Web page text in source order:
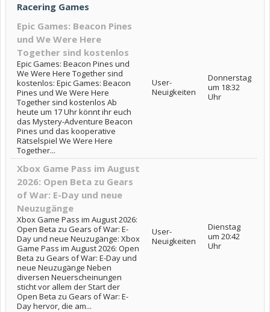
Racering Games
Epic Games: Beacon Pines
und We Were Here
Together sind kostenlos
Epic Games: Beacon Pines und
We Were Here Together sind
kostenlos: Epic Games: Beacon
Pines und We Were Here
Together sind kostenlos Ab
heute um 17 Uhr könnt ihr euch
das Mystery-Adventure Beacon
Pines und das kooperative
Rätselspiel We Were Here
Together...
User-
Neuigkeiten
Donnerstag
um 18:32
Uhr
Xbox Game Pass im August
2026: Open Beta zu Gears
of War: E-Day und neue
Neuzugänge
Xbox Game Pass im August 2026:
Open Beta zu Gears of War: E-
Day und neue Neuzugänge: Xbox
Game Pass im August 2026: Open
Beta zu Gears of War: E-Day und
neue Neuzugänge Neben
diversen Neuerscheinungen
sticht vor allem der Start der
Open Beta zu Gears of War: E-
Day hervor, die am...
User-
Neuigkeiten
Dienstag
um 20:42
Uhr